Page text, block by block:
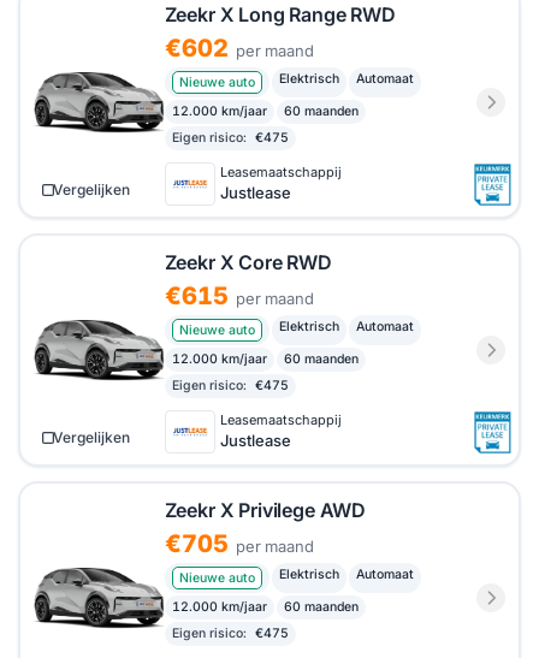
Zeekr X Long Range RWD
€602 per maand
Nieuwe auto Elektrisch Automaat
12.000 km/jaar
60 maanden
Eigen risico:
€475
Leasemaatschappij
Justlease
Vergelijken
Zeekr X Core RWD
€615 per maand
Nieuwe auto Elektrisch Automaat
12.000 km/jaar
60 maanden
Eigen risico:
€475
Leasemaatschappij
Justlease
Vergelijken
Zeekr X Privilege AWD
€705 per maand
Nieuwe auto Elektrisch Automaat
12.000 km/jaar
60 maanden
Eigen risico:
€475